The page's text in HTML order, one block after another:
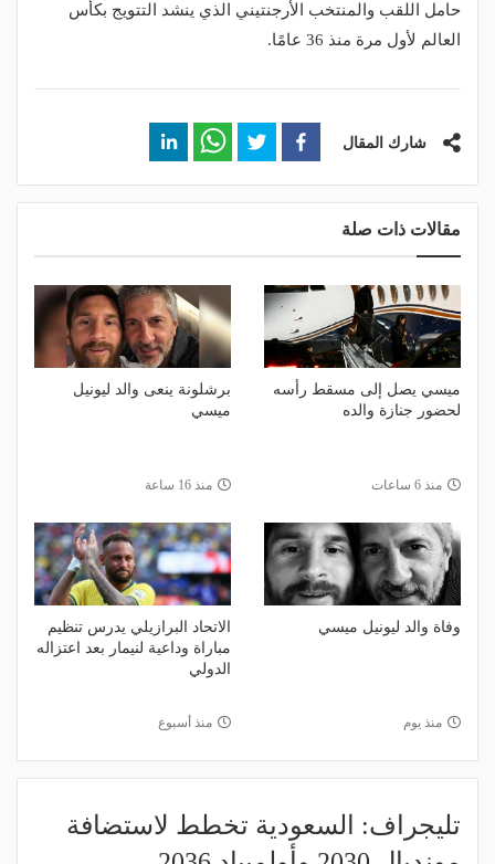
حامل اللقب والمنتخب الأرجنتيني الذي ينشد التتويج بكأس
العالم لأول مرة منذ 36 عامًا.
شارك المقال
مقالات ذات صلة
ميسي يصل إلى مسقط رأسه
لحضور جنازة والده
منذ 6 ساعات
برشلونة ينعى والد ليونيل
ميسي
منذ 16 ساعة
وفاة والد ليونيل ميسي
منذ يوم
الاتحاد البرازيلي يدرس تنظيم
مباراة وداعية لنيمار بعد اعتزاله
الدولي
منذ أسبوع
تليجراف: السعودية تخطط لاستضافة